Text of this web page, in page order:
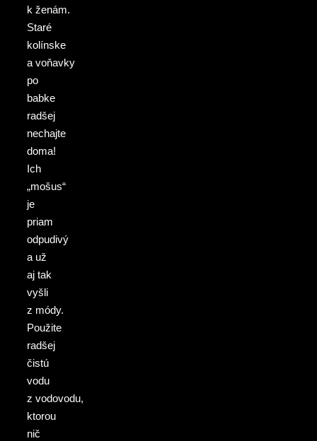
k ženám.
Staré
kolínske
a voňavky
po
babke
radšej
nechajte
doma!
Ich
„mošus“
je
priam
odpudivý
a už
aj tak
vyšli
z módy.
Použite
radšej
čistú
vodu
z vodovodu,
ktorou
nič